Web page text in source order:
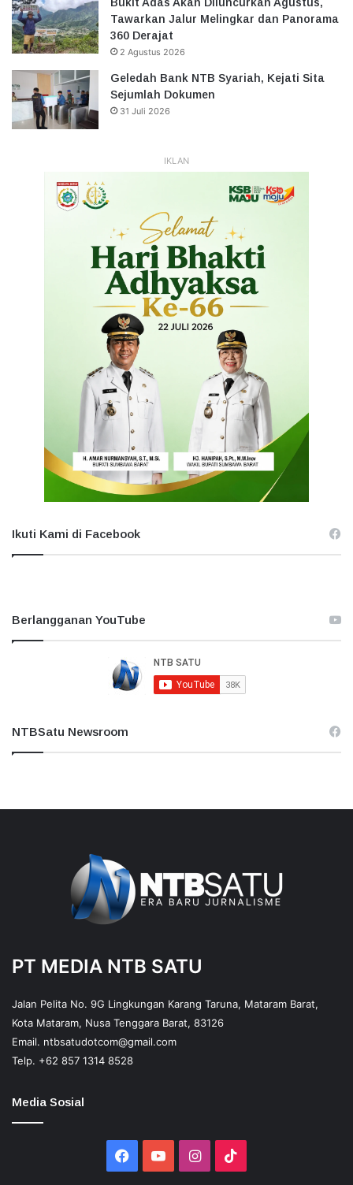
Tawarkan Jalur Melingkar dan Panorama
360 Derajat
2 Agustus 2026
Geledah Bank NTB Syariah, Kejati Sita
Sejumlah Dokumen
31 Juli 2026
IKLAN
Ikuti Kami di Facebook
Berlangganan YouTube
NTBSatu Newsroom
PT MEDIA NTB SATU
Jalan Pelita No. 9G Lingkungan Karang Taruna, Mataram Barat,
Kota Mataram, Nusa Tenggara Barat, 83126
Email. ntbsatudotcom@gmail.com
Telp. +62 857 1314 8528
Media Sosial
Facebook
YouTubeInstagram